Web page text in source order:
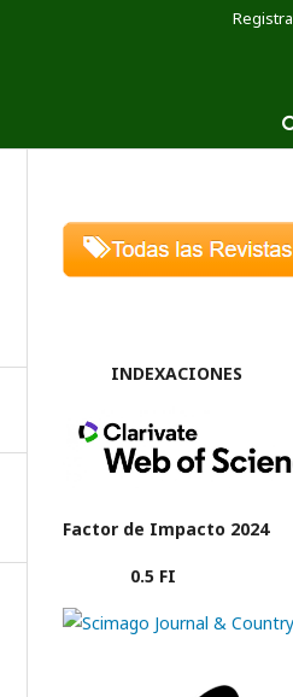
INDEXACIONES
Factor de Impacto 2024
0.5 FI